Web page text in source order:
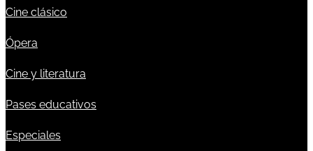
Cine clásico
Ópera
Cine y literatura
Pases educativos
Especiales